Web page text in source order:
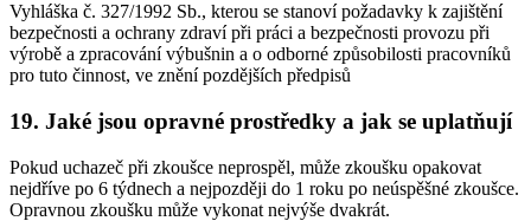
Vyhláška č. 327/1992 Sb., kterou se stanoví požadavky k zajištění
bezpečnosti a ochrany zdraví při práci a bezpečnosti provozu při
výrobě a zpracování výbušnin a o odborné způsobilosti pracovníků
pro tuto činnost, ve znění pozdějších předpisů
19. Jaké jsou opravné prostředky a jak se uplatňují
Pokud uchazeč při zkoušce neprospěl, může zkoušku opakovat
nejdříve po 6 týdnech a nejpozději do 1 roku po neúspěšné zkoušce.
Opravnou zkoušku může vykonat nejvýše dvakrát.